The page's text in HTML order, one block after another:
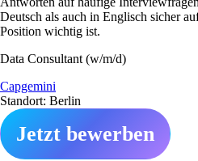
Deutsch als auch in Englisch sicher
Position wichtig ist.
Data Consultant (w/m/d)
Capgemini
Standort: Berlin
Jetzt bewerben